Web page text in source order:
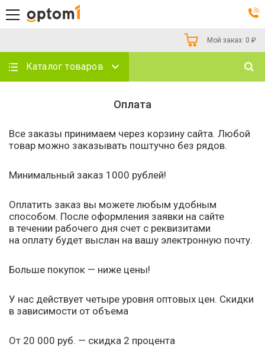
Мой заказ: 0 ₽
Каталог товаров
Оплата
Все заказы принимаем через корзину сайта. Любой
товар можно заказывать поштучно без рядов.
Минимальный заказ 1000 рублей!
Оплатить заказ вы можете любым удобным
способом. После оформления заявки на сайте
в течении рабочего дня счет с реквизитами
на оплату будет выслан на вашу электронную почту.
Больше покупок — ниже цены!
У нас действует четыре уровня оптовых цен. Скидки
в зависимости от объема
От 20 000 руб. — скидка 2 процента